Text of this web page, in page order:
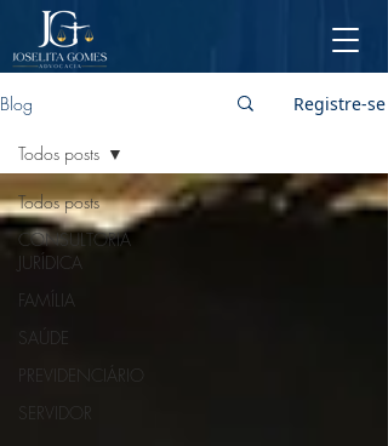
Blog Registre-se
Todos posts
CONSULTORIA
JURÍDICA
FAMÍLIA
SAÚDE
PREVIDENCIÁRIO
SERVIDOR
Todos posts